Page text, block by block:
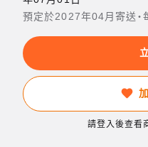
預定於2027年04月寄送・
請登入後查看